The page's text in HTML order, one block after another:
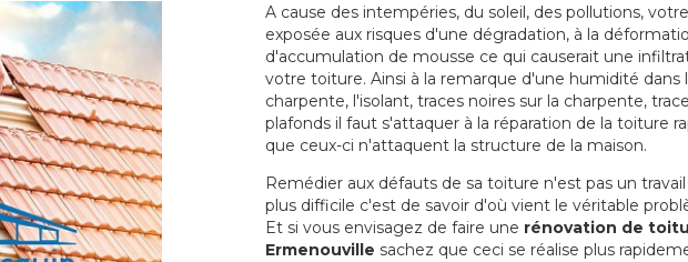
A cause des intempéries, du soleil, des pollutions,
exposée aux risques d'une dégradation, à la
d'accumulation de mousse ce qui causerait une
votre toiture. Ainsi à la remarque d'une humidité dans
charpente, l'isolant, traces noires sur la charpente,
plafonds il faut s'attaquer à la réparation de la toiture
que ceux-ci n'attaquent la structure de la maison.
Remédier aux défauts de sa toiture n'est pas un
plus difficile c'est de savoir d'où vient le véritable
Et si vous envisagez de faire une rénovation de
Ermenouville sachez que ceci se réalise plus